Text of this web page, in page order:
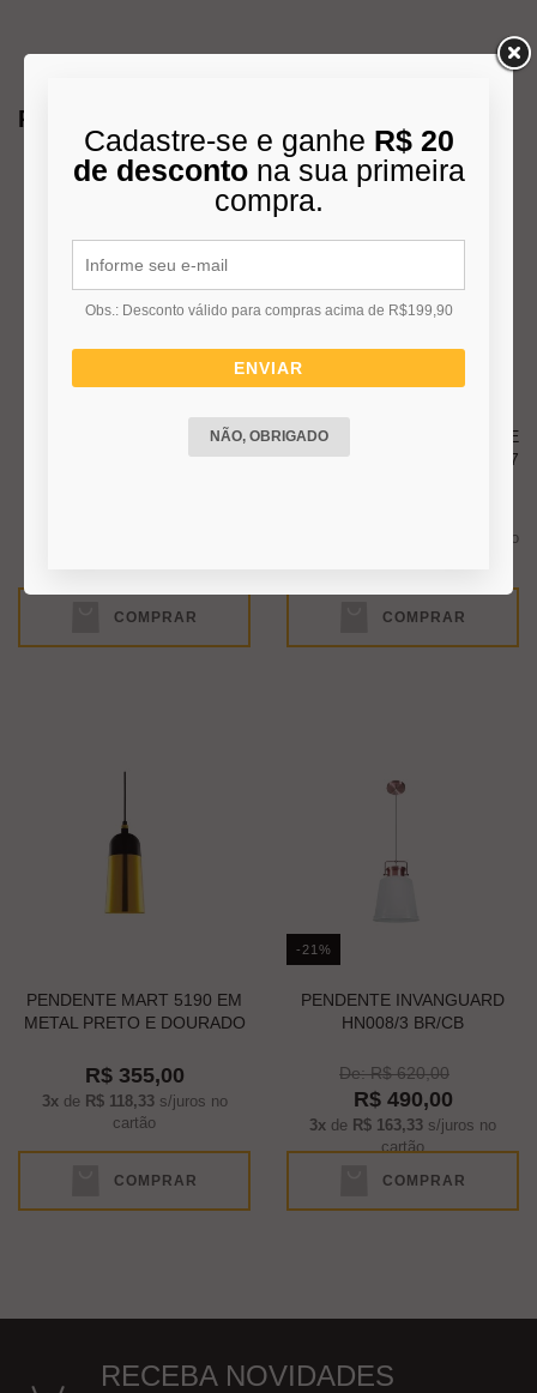
Produtos Relacionados
PENDENTE LAVIE 78W
3000K BRANCO D1423
COMPRAR
PENDENTE T.Y 140-3 COBRE
SUSP HASTE LONGA C/3 E27
s/juros no cartão
COMPRAR
PENDENTE MART 5190 EM
METAL PRETO E DOURADO
R$ 355,00
3xde R$ 118,33s/juros no
cartão
COMPRAR
-21%
PENDENTE INVANGUARD
HN008/3 BR/CB
De: R$ 620,00
R$ 490,00
3x de R$ 163,33 s/juros no
cartão
COMPRAR
RECEBA NOVIDADES
Cadastre-se e ganhe R$ 20
de descontona sua primeira
compra.
Obs.: Desconto válido para compras acima de R$199,90
ENVIAR
NÃO, OBRIGADO